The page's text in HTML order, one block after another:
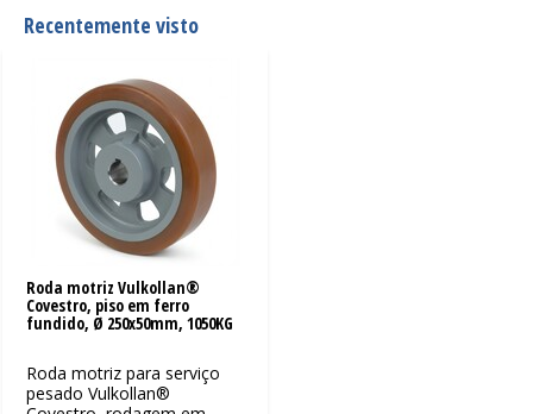
Recentemente visto
Roda motriz Vulkollan®
Covestro, piso em ferro
fundido, Ø 250x50mm, 1050KG
Roda motriz para serviço
pesado Vulkollan®